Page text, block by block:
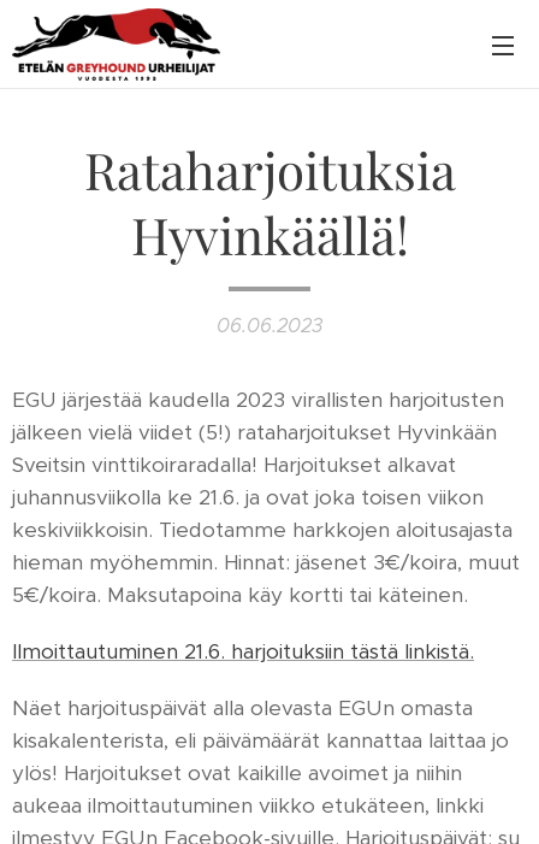
Rataharjoituksia
Hyvinkäällä!
06.06.2023
EGU järjestää kaudella 2023 virallisten harjoitusten
jälkeen vielä viidet (5!) rataharjoitukset Hyvinkään
Sveitsin vinttikoiraradalla! Harjoitukset alkavat
juhannusviikolla ke 21.6. ja ovat joka toisen viikon
keskiviikkoisin. Tiedotamme harkkojen aloitusajasta
hieman myöhemmin. Hinnat: jäsenet 3€/koira, muut
5€/koira. Maksutapoina käy kortti tai käteinen.
Ilmoittautuminen 21.6. harjoituksiin tästä linkistä.
Näet harjoituspäivät alla olevasta EGUn omasta
kisakalenterista, eli päivämäärät kannattaa laittaa jo
ylös! Harjoitukset ovat kaikille avoimet ja niihin
aukeaa ilmoittautuminen viikko etukäteen, linkki
ilmestyy EGUn Facebook-sivuille. Harjoituspäivät: su